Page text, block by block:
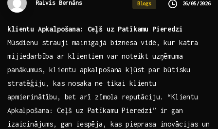
Raivis Bernāns Blogs 26/05/2026
klientu Apkalpošana: Ceļš ​uz Patīkamu Pieredzi
Mūsdienu strauji mainīgajā biznesa vidē, kur katra
mijiedarbība ar klientiem var noteikt uzņēmuma
panākumus, klientu apkalpošana kļūst par ‍būtisku
stratēģiju, kas nosaka ne tikai klientu​
apmierinātību, bet⁣ arī zīmola reputāciju. “Klientu
Apkalpošana: Ceļš uz ‍Patīkamu Pieredzi” ir gan
izaicinājums, ‍gan iespēja, kas pieprasa inovācijas‍ un